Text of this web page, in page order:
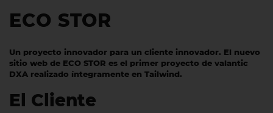
ECO STOR
Un proyecto innovador para un cliente innovador. El nuevo
sitio web de ECO STOR es el primer proyecto de valantic
DXA realizado íntegramente en Tailwind.
El Cliente